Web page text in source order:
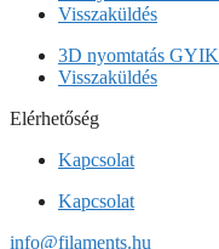
Visszaküldés
3D nyomtatás GYIK
Visszaküldés
Elérhetőség
Kapcsolat
Kapcsolat
info@filaments.hu